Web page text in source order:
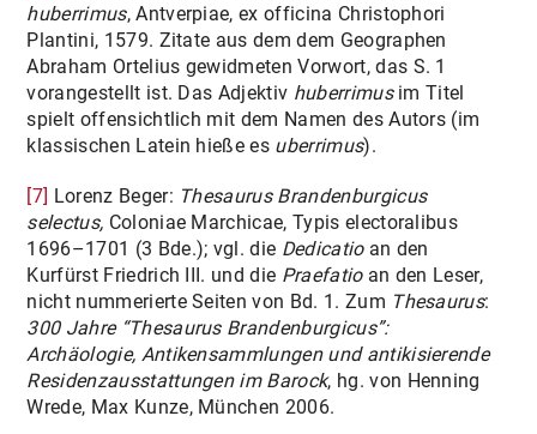
huberrimus, Antverpiae, ex officina Christophori
Plantini, 1579. Zitate aus dem dem Geographen
Abraham Ortelius gewidmeten Vorwort, das S. 1
vorangestellt ist. Das Adjektiv huberrimusim Titel
spielt offensichtlich mit dem Namen des Autors (im
klassischen Latein hieße es uberrimus).
[7] Lorenz Beger: Thesaurus Brandenburgicus
selectus, Coloniae Marchicae, Typis electoralibus
1696–1701 (3 Bde.); vgl. die Dedicatioan den
Kurfürst Friedrich III. und die Praefatioan den Leser,
nicht nummerierte Seiten von Bd. 1. Zum Thesaurus:
300 Jahre “Thesaurus Brandenburgicus”:
Archäologie, Antikensammlungen und antikisierende
Residenzausstattungen im Barock, hg. von Henning
Wrede, Max Kunze, München 2006.